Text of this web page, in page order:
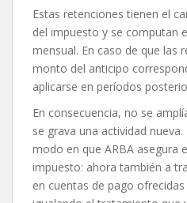
Estas retenciones tienen el
del impuesto y se computan
mensual. En caso de que las
monto del anticipo
aplicarse en períodos
En consecuencia, no se
se grava una actividad
modo en que ARBA asegura
impuesto: ahora también a
en cuentas de pago